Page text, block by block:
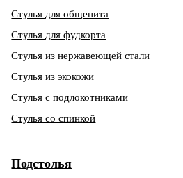
Стулья для общепита
Стулья для фудкорта
Стулья из нержавеющей стали
Стулья из экокожи
Стулья с подлокотниками
Стулья со спинкой
Подстолья